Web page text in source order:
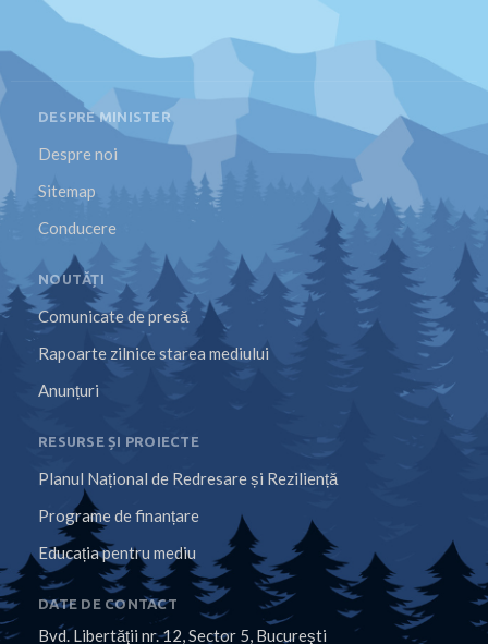
DESPRE MINISTER
Despre noi
Sitemap
Conducere
NOUTĂȚI
Comunicate de presă
Rapoarte zilnice starea mediului
Anunțuri
RESURSE ȘI PROIECTE
Planul Național de Redresare și Reziliență
Programe de finanțare
Educația pentru mediu
DATE DE CONTACT
Bvd. Libertăţii nr. 12, Sector 5, Bucureşti